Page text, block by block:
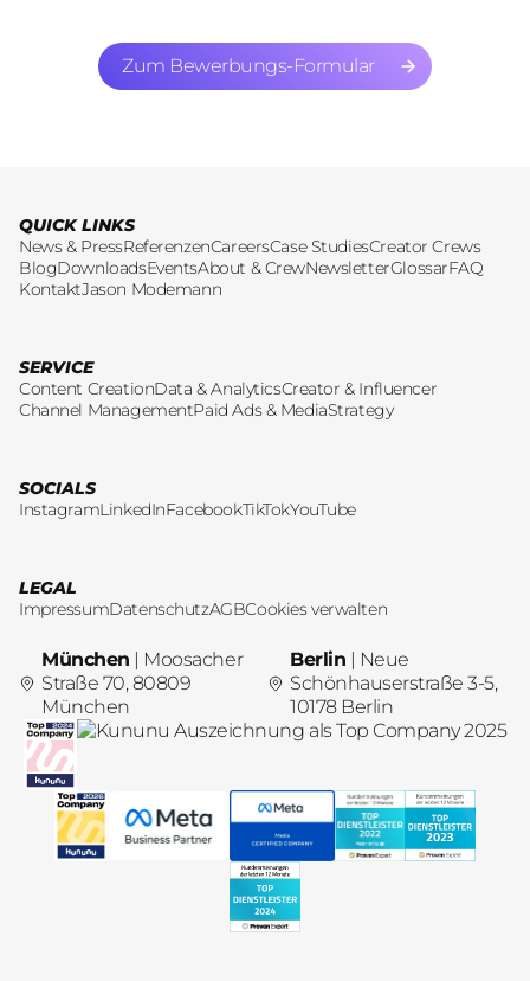
Zum Bewerbungs-Formular
Zum Bewerbungs-Formular
QUICK LINKS
News & PressReferenzenCareersCase StudiesCreator Crews
BlogDownloadsEventsAbout & CrewNewsletterGlossarFAQ
KontaktJason Modemann
SERVICE
Content CreationData & AnalyticsCreator & Influencer
Channel ManagementPaid Ads & MediaStrategy
SOCIALS
InstagramLinkedInFacebookTikTokYouTube
LEGAL
ImpressumDatenschutzAGBCookies verwalten
München | Moosacher
Straße 70, 80809
München
Berlin | Neue
Schönhauserstraße 3-5,
10178 Berlin